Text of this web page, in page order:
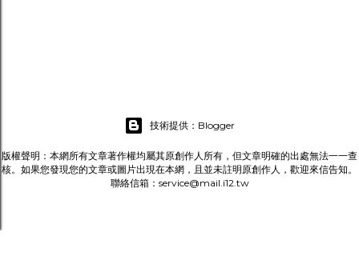
技術提供：Blogger
版權聲明：本網所有文章著作權均屬其原創作人所有，但文章明確的出處無法一一查
核。如果您發現您的文章或圖片出現在本網，且並未註明原創作人，歡迎來信告知。
聯絡信箱：service@mail.i12.tw